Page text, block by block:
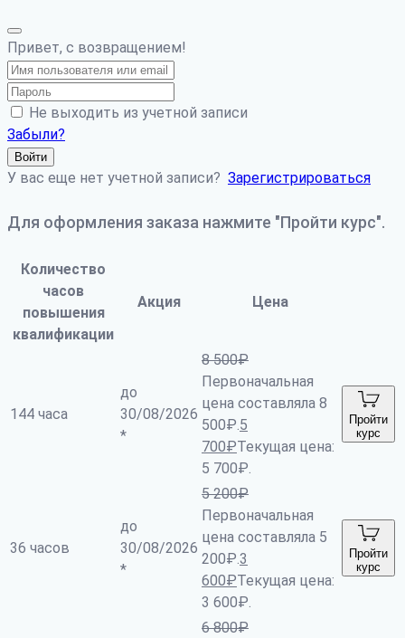
Привет, с возвращением!
Не выходить из учетной записи
Забыли?
Войти
У вас еще нет учетной записи? Зарегистрироваться
Для оформления заказа нажмите "Пройти курс".
Количество
часов
повышения
квалификации
Акция Цена
144 часа
до
30/08/2026
*
8 500₽
Первоначальная
цена составляла 8
500₽.5
700₽Текущая цена:
5 700₽.
Пройти
курс
36 часов
до
30/08/2026
*
5 200₽
Первоначальная
цена составляла 5
200₽.3
600₽Текущая цена:
3 600₽.
Пройти
курс
6 800₽